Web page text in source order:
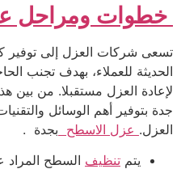
خطوات ومراحل
تسعى شركات العزل إلى توفير
الحديثة للعملاء، بهدف تجنب
لإعادة العزل مستقبلا. من بين
جدة بتوفير أهم الوسائل
العزل. عزل الاسطح بجدة .
يتم تنظيف السطح المراد